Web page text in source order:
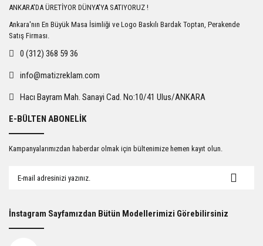
ANKARA'DA ÜRETİYOR DÜNYA'YA SATIYORUZ !
Ankara'nın En Büyük Masa İsimliği ve Logo Baskılı Bardak Toptan, Perakende
Satış Firması.
0 (312) 368 59 36
info@matizreklam.com
Hacı Bayram Mah. Sanayi Cad. No:10/41 Ulus/ANKARA
E-BÜLTEN ABONELİK
Kampanyalarımızdan haberdar olmak için bültenimize hemen kayıt olun.
İnstagram Sayfamızdan Bütün Modellerimizi Görebilirsiniz